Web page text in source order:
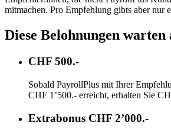
mitmachen. Pro Empfehlung gibts aber nur
Diese Belohnungen warten
CHF 500.-
Sobald PayrollPlus mit Ihrer
CHF 1’500.- erreicht, erhalten Sie
Extrabonus CHF 2’000.-